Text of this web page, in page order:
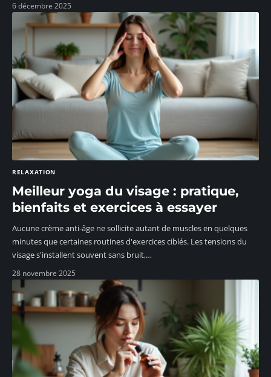
6 décembre 2025
RELAXATION
Meilleur yoga du visage : pratique,
bienfaits et exercices à essayer
Aucune crème anti-âge ne sollicite autant de muscles en quelques
minutes que certaines routines d'exercices ciblés. Les tensions du
visage s'installent souvent sans bruit,…
28 novembre 2025